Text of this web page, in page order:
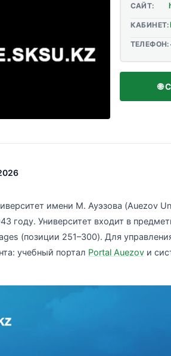
САЙТ:
КАБИНЕТ:
ТЕЛЕФОН:
🌐
имени М. Ауэзова (Auezov
году. Университет входит в
(позиции 251–300). Для
учебный портал Portal Auezovи